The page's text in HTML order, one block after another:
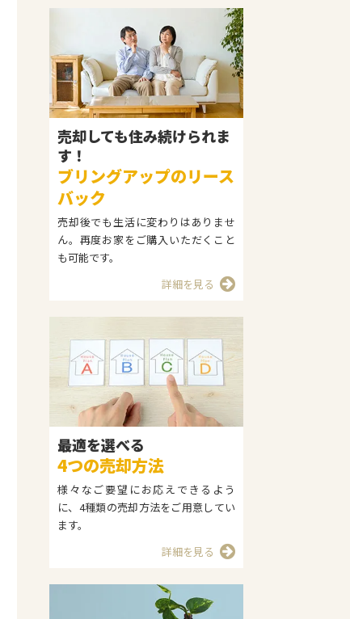
売却しても住み続けられま
す！
ブリングアップのリース
バック
売却後でも生活に変わりはありませ
ん。再度お家をご購入いただくこと
も可能です。
詳細を見る
最適を選べる
4つの売却方法
様々なご要望にお応えできるよう
に、4種類の売却方法をご用意してい
ます。
詳細を見る